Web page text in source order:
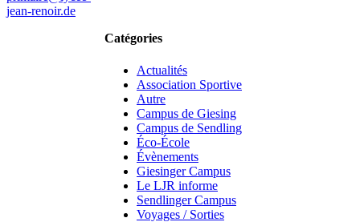
Catégories
Actualités
Association Sportive
Autre
Campus de Giesing
Campus de Sendling
Éco-École
Évènements
Giesinger Campus
Le LJR informe
Sendlinger Campus
Voyages / Sorties
jean-renoir.de